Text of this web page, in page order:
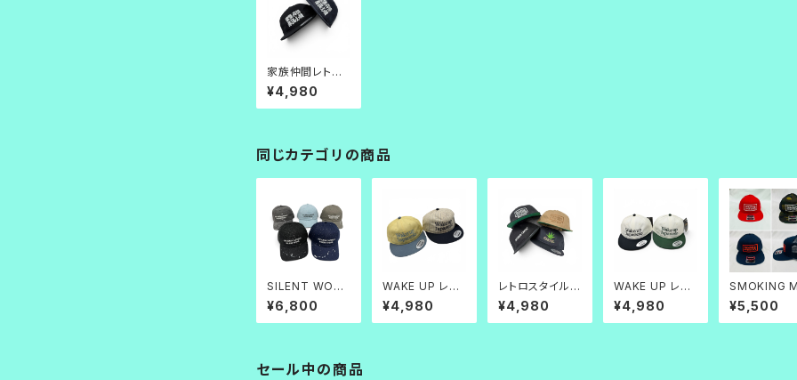
家族仲間レトロ
キャップ
¥4,980
同じカテゴリの商品
SILENT WORK
GALAXY SPLA
T CAP
¥6,800
WAKE UP レト
ロキャップ
¥4,980
レトロスタイルキ
ャップ
¥4,980
WAKE UP レト
ロキャップ
¥4,980
SMOKING
SH CAP
¥5,500
セール中の商品